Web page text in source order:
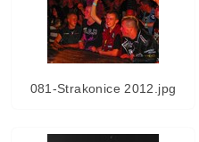
081-Strakonice 2012.jpg